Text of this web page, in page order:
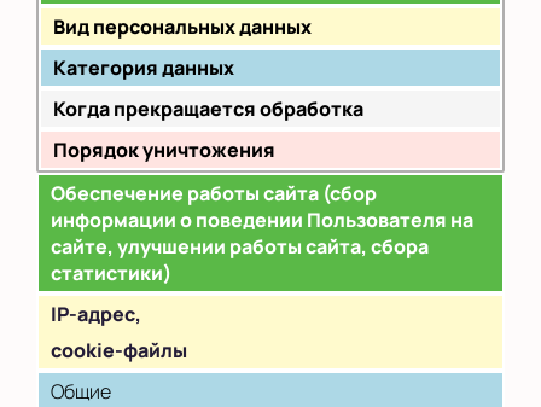
Вид персональных данных
Категория данных
Когда прекращается обработка
Порядок уничтожения
Обеспечение работы сайта (сбор
информации о поведении Пользователя на
сайте, улучшении работы сайта, сбора
статистики)
IP-адрес,
cookie-файлы
Общие